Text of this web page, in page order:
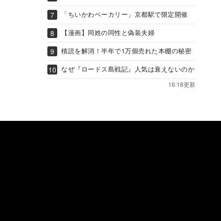
「ちいかわベーカリー」京都駅で限定開催
【漫画】同姓の同性と偽装夫婦
積読を解消！半年で1万個売れた本棚の秘密
なぜ『ロードス島戦記』人気は衰えないのか
16:18更新